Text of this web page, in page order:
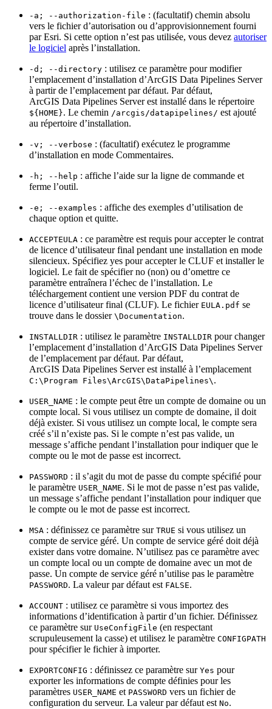
-a; --authorization-file : (facultatif) chemin absolu
vers le fichier d’autorisation ou d’approvisionnement fourni
par Esri. Si cette option n’est pas utilisée, vous devez autoriser
le logiciel après l’installation.
-d; --directory : utilisez ce paramètre pour modifier
l’emplacement d’installation d’ArcGIS Data Pipelines Server
à partir de l’emplacement par défaut. Par défaut,
ArcGIS Data Pipelines Server est installé dans le répertoire
${HOME}. Le chemin /arcgis/datapipelines/ est ajouté
au répertoire d’installation.
-v; --verbose : (facultatif) exécutez le programme
d’installation en mode Commentaires.
-h; --help : affiche l’aide sur la ligne de commande et
ferme l’outil.
-e; --examples : affiche des exemples d’utilisation de
chaque option et quitte.
ACCEPTEULA : ce paramètre est requis pour accepter le contrat
de licence d’utilisateur final pendant une installation en mode
silencieux. Spécifiez yes pour accepter le CLUF et installer le
logiciel. Le fait de spécifier no (non) ou d’omettre ce
paramètre entraînera l’échec de l’installation. Le
téléchargement contient une version PDF du contrat de
licence d’utilisateur final (CLUF). Le fichier EULA.pdf se
trouve dans le dossier \Documentation.
INSTALLDIR : utilisez le paramètre INSTALLDIR pour changer
l’emplacement d’installation d’ArcGIS Data Pipelines Server
de l’emplacement par défaut. Par défaut,
ArcGIS Data Pipelines Server est installé à l’emplacement
C:\Program Files\ArcGIS\DataPipelines\ .
USER_NAME : le compte peut être un compte de domaine ou un
compte local. Si vous utilisez un compte de domaine, il doit
déjà exister. Si vous utilisez un compte local, le compte sera
créé s’il n’existe pas. Si le compte n’est pas valide, un
message s’affiche pendant l’installation pour indiquer que le
compte ou le mot de passe est incorrect.
PASSWORD : il s’agit du mot de passe du compte spécifié pour
le paramètre USER_NAME. Si le mot de passe n’est pas valide,
un message s’affiche pendant l’installation pour indiquer que
le compte ou le mot de passe est incorrect.
MSA : définissez ce paramètre sur TRUE si vous utilisez un
compte de service géré. Un compte de service géré doit déjà
exister dans votre domaine. N’utilisez pas ce paramètre avec
un compte local ou un compte de domaine avec un mot de
passe. Un compte de service géré n’utilise pas le paramètre
PASSWORD. La valeur par défaut est FALSE.
ACCOUNT : utilisez ce paramètre si vous importez des
informations d’identification à partir d’un fichier. Définissez
ce paramètre sur UseConfigFile (en respectant
scrupuleusement la casse) et utilisez le paramètre CONFIGPATH
pour spécifier le fichier à importer.
EXPORTCONFIG : définissez ce paramètre sur Yes pour
exporter les informations de compte définies pour les
paramètres USER_NAME et PASSWORD vers un fichier de
configuration du serveur. La valeur par défaut est No.